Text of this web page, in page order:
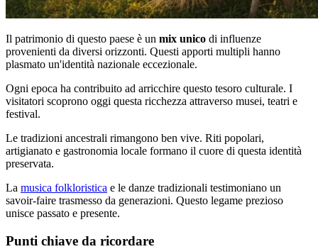
Il patrimonio di questo paese è un mix unico di influenze
provenienti da diversi orizzonti. Questi apporti multipli hanno
plasmato un'identità nazionale eccezionale.
Ogni epoca ha contribuito ad arricchire questo tesoro culturale. I
visitatori scoprono oggi questa ricchezza attraverso musei, teatri e
festival.
Le tradizioni ancestrali rimangono ben vive. Riti popolari,
artigianato e gastronomia locale formano il cuore di questa identità
preservata.
La musica folkloristica e le danze tradizionali testimoniano un
savoir-faire trasmesso da generazioni. Questo legame prezioso
unisce passato e presente.
Punti chiave da ricordare